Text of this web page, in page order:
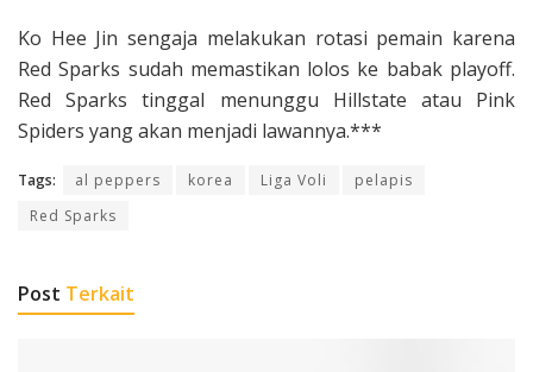
Ko Hee Jin sengaja melakukan rotasi pemain karena
Red Sparks sudah memastikan lolos ke babak playoff.
Red Sparks tinggal menunggu Hillstate atau Pink
Spiders yang akan menjadi lawannya.***
Tags: al peppers korea Liga Voli
pelapis
Red Sparks
Post Terkait